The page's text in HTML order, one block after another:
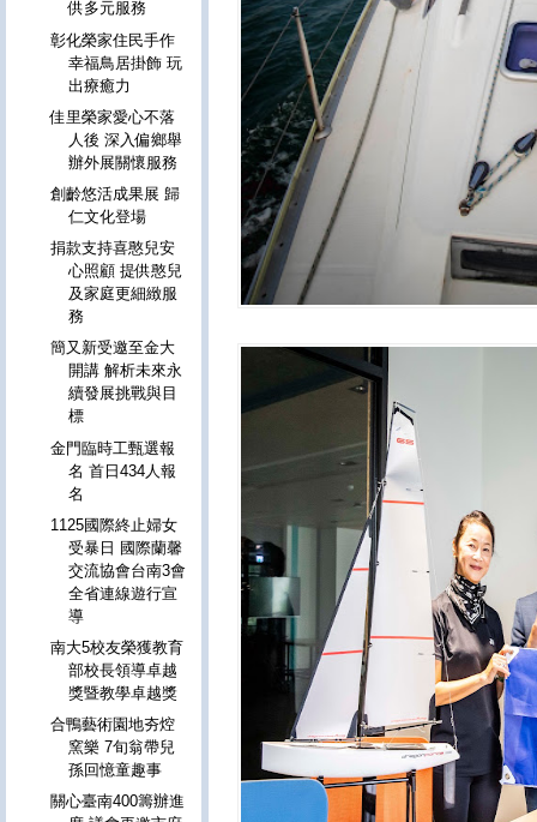
供多元服務
彰化榮家住民手作
幸福鳥居掛飾 玩
出療癒力
佳里榮家愛心不落
人後 深入偏鄉舉
辦外展關懷服務
創齡悠活成果展 歸
仁文化登場
捐款支持喜憨兒安
心照顧 提供憨兒
及家庭更細緻服
務
簡又新受邀至金大
開講 解析未來永
續發展挑戰與目
標
金門臨時工甄選報
名 首日434人報
名
1125國際終止婦女
受暴日 國際蘭馨
交流協會台南3會
全省連線遊行宣
導
南大5校友榮獲教育
部校長領導卓越
獎暨教學卓越獎
合鴨藝術園地夯焢
窯樂 7旬翁帶兒
孫回憶童趣事
關心臺南400籌辦進